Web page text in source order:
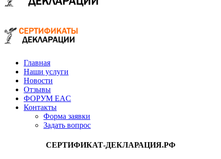
Главная
Наши услуги
Новости
Отзывы
ФОРУМ EAC
Контакты
Форма заявки
Задать вопрос
СЕРТИФИКАТ-ДЕКЛАРАЦИЯ.РФ